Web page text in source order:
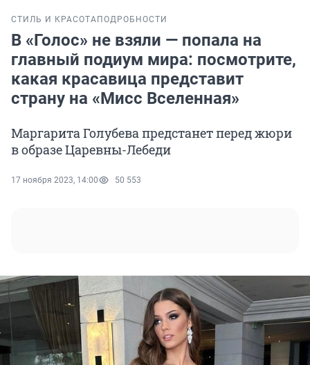
СТИЛЬ И КРАСОТА ПОДРОБНОСТИ
В «Голос» не взяли — попала на
главный подиум мира: посмотрите,
какая красавица представит
страну на «Мисс Вселенная»
Маргарита Голубева предстанет перед жюри
в образе Царевны-Лебеди
17 ноября 2023, 14:00 50 553